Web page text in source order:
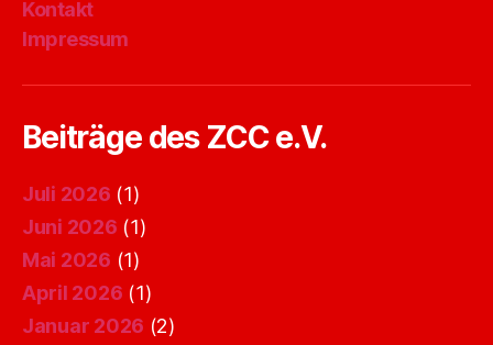
Kontakt
Impressum
Beiträge des ZCC e.V.
Juli 2026 (1)
Juni 2026 (1)
Mai 2026 (1)
April 2026 (1)
Januar 2026 (2)